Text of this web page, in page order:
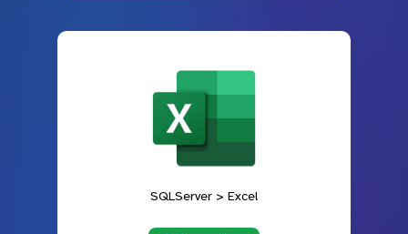
SQLServer > Excel